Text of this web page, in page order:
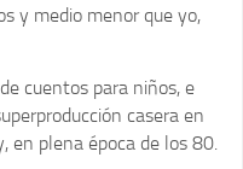
y medio menor que yo,
cuentos para niños, e
casera en
en plena época de los 80.